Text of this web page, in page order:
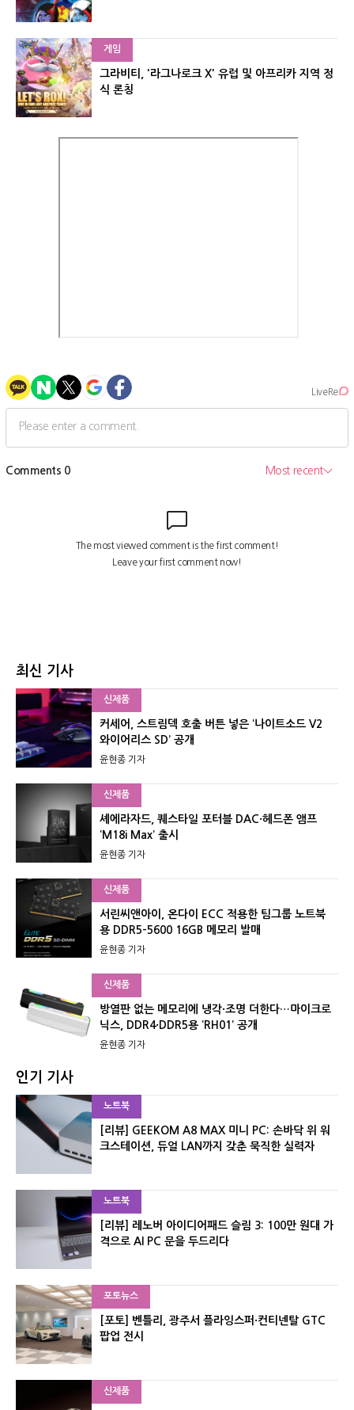
게임
그라비티, '라그나로크 X' 유럽 및 아프리카 지역 정
식 론칭
최신 기사
신제품
커세어, 스트림덱 호출 버튼 넣은 ‘나이트소드 V2
와이어리스 SD’ 공개
윤현종 기자
신제품
셰에라자드, 퀘스타일 포터블 DAC·헤드폰 앰프
‘M18i Max’ 출시
윤현종 기자
신제품
서린씨앤아이, 온다이 ECC 적용한 팀그룹 노트북
용 DDR5-5600 16GB 메모리 발매
윤현종 기자
신제품
방열판 없는 메모리에 냉각·조명 더한다…마이크로
닉스, DDR4·DDR5용 ‘RH01’ 공개
윤현종 기자
인기 기사
노트북
[리뷰] GEEKOM A8 MAX 미니 PC: 손바닥 위 워
크스테이션, 듀얼 LAN까지 갖춘 묵직한 실력자
노트북
[리뷰] 레노버 아이디어패드 슬림 3: 100만 원대 가
격으로 AI PC 문을 두드리다
포토뉴스
[포토] 벤틀리, 광주서 플라잉스퍼·컨티넨탈 GTC
팝업 전시
신제품